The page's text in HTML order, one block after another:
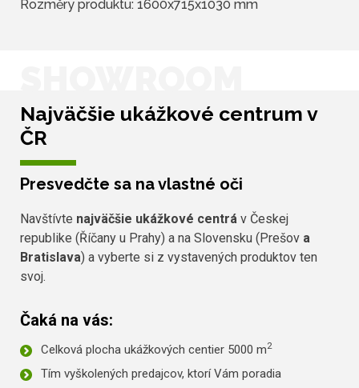
Rozměry produktu: 1600x715x1030 mm
Najväčšie ukážkové centrum v
ČR
Presvedčte sa na vlastné oči
Navštívte najväčšie ukážkové centrá v Českej
republike (Říčany u Prahy) a na Slovensku (Prešov a
Bratislava) a vyberte si z vystavených produktov ten
svoj.
Čaká na vás:
Celková plocha ukážkových centier 5000 m2
Tím vyškolených predajcov, ktorí Vám poradia